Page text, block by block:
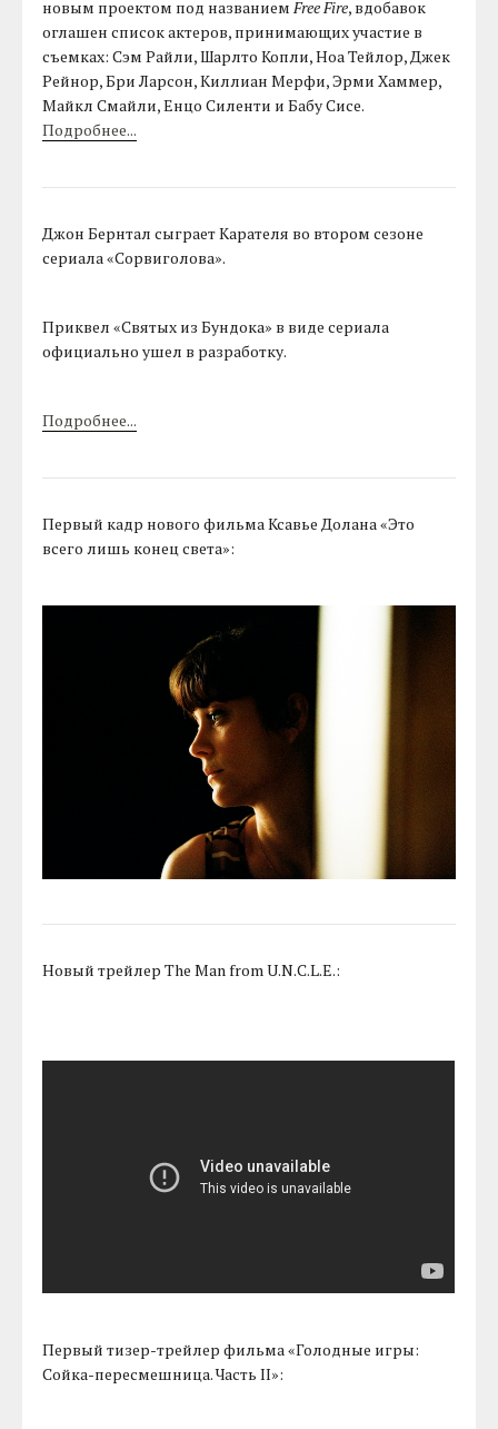
новым проектом под названиемFree Fire, вдобавок
оглашен список актеров, принимающих участие в
съемках: Сэм Райли, Шарлто Копли, Ноа Тейлор, Джек
Рейнор, Бри Ларсон, Киллиан Мерфи, Эрми Хаммер,
Майкл Смайли, Енцо Силенти и Бабу Сисе.
Подробнее...
Джон Бернтал сыграет Карателя во втором сезоне
сериала «Сорвиголова».
Приквел «Святых из Бундока» в виде сериала
официально ушел в разработку.
Подробнее...
Первый кадр нового фильма Ксавье Долана «Это
всего лишь конец света»:
Новый трейлер The Man from U.N.C.L.E.:
Первый тизер-трейлер фильма «Голодные игры:
Сойка-пересмешница. Часть II»: